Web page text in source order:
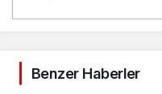
Benzer Haberler